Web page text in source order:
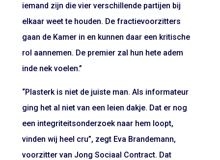
iemand zijn die vier verschillende partijen bij
elkaar weet te houden. De fractievoorzitters
gaan de Kamer in en kunnen daar een kritische
rol aannemen. De premier zal hun hete adem
inde nek voelen.”
“Plasterk is niet de juiste man. Als informateur
ging het al niet van een leien dakje. Dat er nog
een integriteitsonderzoek naar hem loopt,
vinden wij heel cru”, zegt Eva Brandemann,
voorzitter van Jong Sociaal Contract. Dat